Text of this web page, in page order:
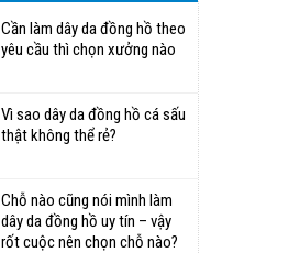
Cần làm dây da đồng hồ theo
yêu cầu thì chọn xưởng nào
Vì sao dây da đồng hồ cá sấu
thật không thể rẻ?
Chỗ nào cũng nói mình làm
dây da đồng hồ uy tín – vậy
rốt cuộc nên chọn chỗ nào?